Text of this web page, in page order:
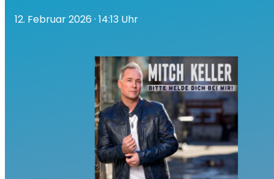
12. Februar 2026· 14:13 Uhr